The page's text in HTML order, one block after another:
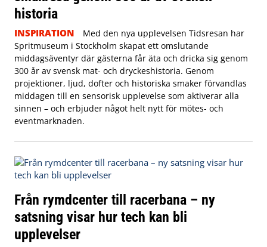
historia
INSPIRATION
Med den nya upplevelsen Tidsresan har
Spritmuseum i Stockholm skapat ett omslutande
middagsäventyr där gästerna får äta och dricka sig genom
300 år av svensk mat- och dryckeshistoria. Genom
projektioner, ljud, dofter och historiska smaker förvandlas
middagen till en sensorisk upplevelse som aktiverar alla
sinnen – och erbjuder något helt nytt för mötes- och
eventmarknaden.
Från rymdcenter till racerbana – ny
satsning visar hur tech kan bli
upplevelser